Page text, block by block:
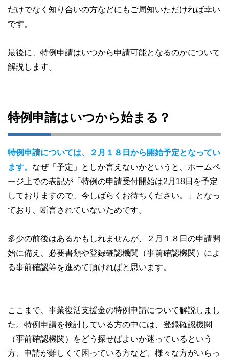
だけでなく知り合いの方などにもご周知いただければ幸い
です。
最後に、特例申請はいつから申請可能となるのかについて
解説します。
特例申請はいつから始まる？
特例申請については、２月１８日から開始予定となってい
ます。 なぜ「予定」としか言えないかというと、ホームペ
ージ上での表記が「特例の申請受付開始は2月18日を予定
しておりますので、今しばらくお待ちください。」となっ
ており、断言されていないためです。
多少の前後はあるかもしれませんが、２月１８日の申請開
始に備え、必要書類や登録確認機関（事前確認機関）によ
る事前確認等を進めて頂ければと思います。
ここまで、事業復活支援金の特例申請について解説しまし
た。特例申請を検討している方の中には、登録確認機関
（事前確認機関）をどう探せばよいか迷っているという
方、申請が難しくて困っている方など、様々な方がいらっ